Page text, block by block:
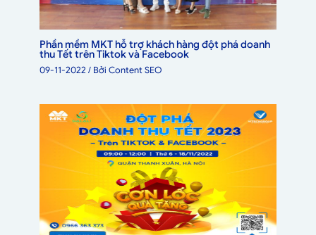
Phần mềm MKT hỗ trợ khách hàng đột phá doanh
thu Tết trên Tiktok và Facebook
09-11-2022/ BởiContent SEO